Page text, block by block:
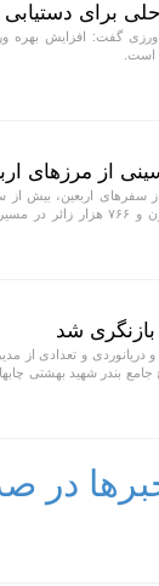
حلی برای
گفت: افزایش بهره
است.
به‌منظور خروج از کشور و بیش
شد
دریانوردی و تعدادی از
بندر شهید بهشتی
در